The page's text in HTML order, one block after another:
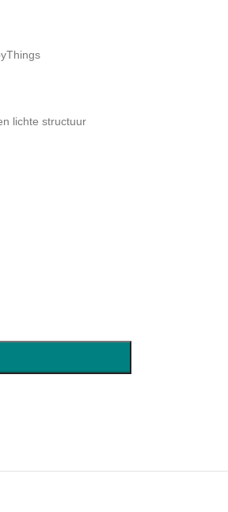
lichte structuur